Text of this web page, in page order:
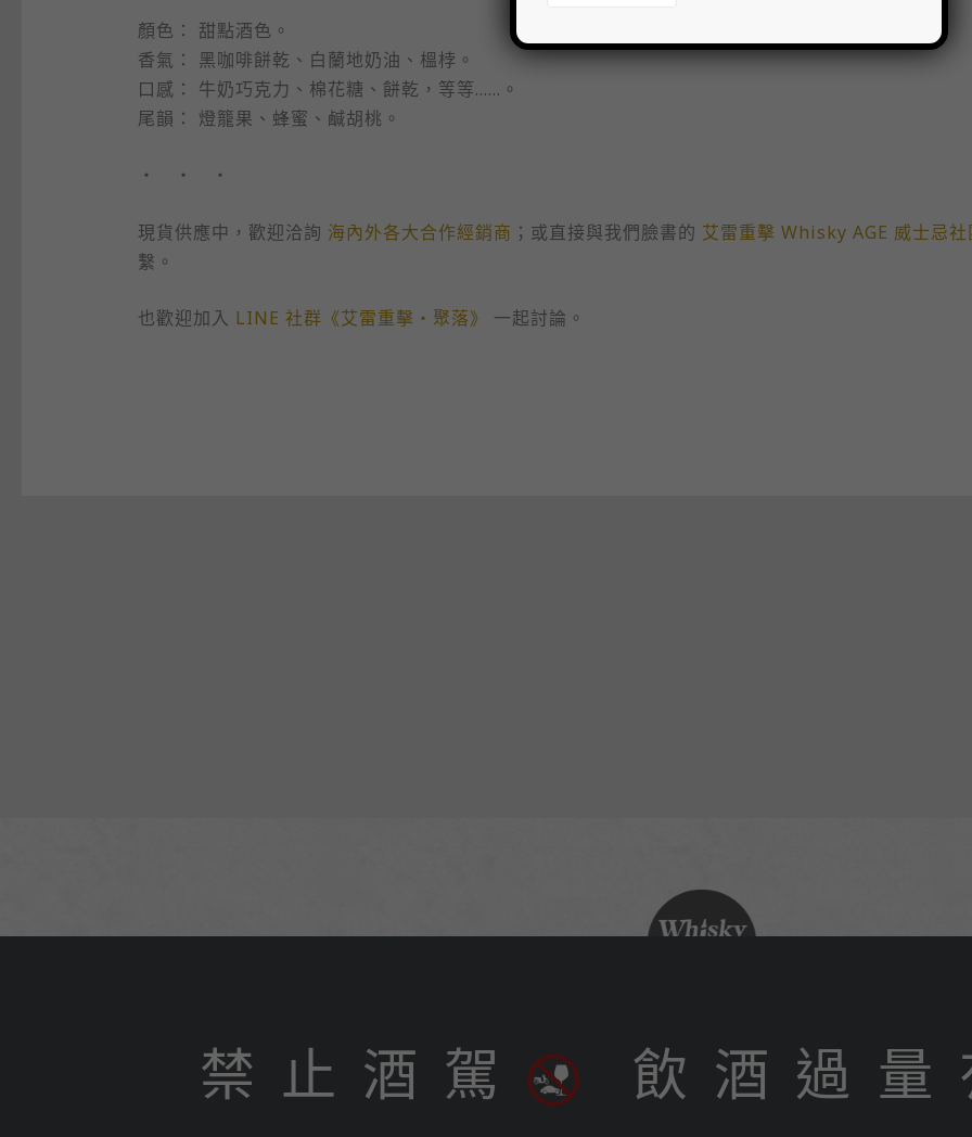
顏色： 甜點酒色。
香氣： 黑咖啡餅乾、白蘭地奶油、榲桲。
口感： 牛奶巧克力、棉花糖、餅乾，等等……。
尾韻： 燈籠果、蜂蜜、鹹胡桃。
・ ・ ・
現貨供應中，歡迎洽詢 海內外各大合作經銷商 ；或直接與我們臉書的 艾雷重擊 Whisky AGE 威士忌社
繫。
也歡迎加入 LINE 社群《艾雷重擊・聚落》 一起討論。
禁 止 酒 駕 飲 酒 過 量
702023 台南市南區水交社路 35 號
No. 35, Shuijiaoshe Rd., South Dist., Tainan City 702023, Taiwan
English
한국어